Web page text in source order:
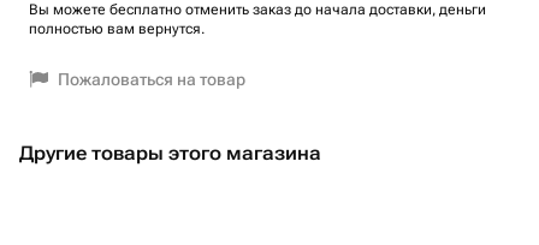
Вы можете бесплатно отменить заказ до начала доставки, деньги
полностью вам вернутся.
Пожаловаться на товар
Другие товары этого магазина